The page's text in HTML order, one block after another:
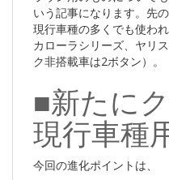
いう記事になります。先
現行車種の多くでも使わ
カローラシリーズ、ヤリ
ク非搭載車は2ボタン）。
■新たに
現行車種
今回の進化ポイントは、